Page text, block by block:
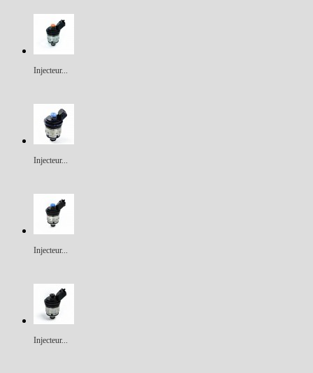
Injecteur...
Injecteur...
Injecteur...
Injecteur...